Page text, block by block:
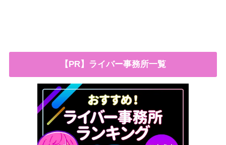
【PR】ライバー事務所一覧